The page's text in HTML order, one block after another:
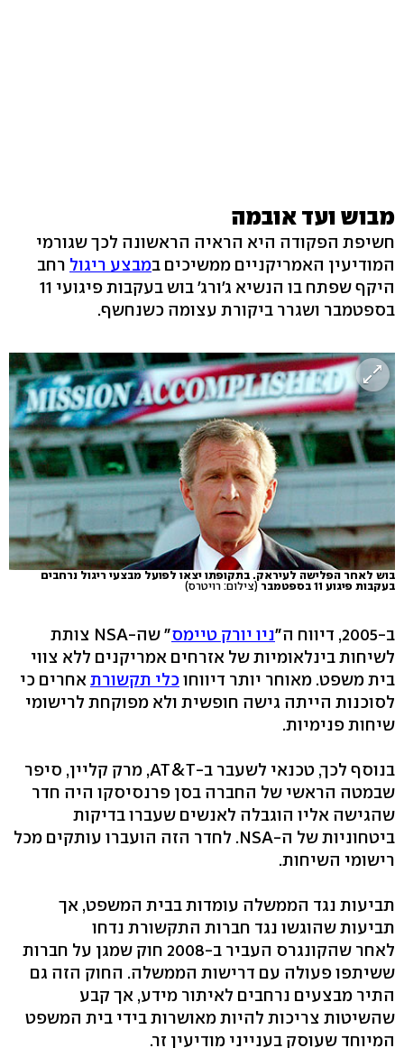
מבוש ועד אובמה
חשיפת הפקודה היא הראיה הראשונה לכך שגורמי
המודיעין האמריקניים ממשיכים במבצע ריגול רחב
היקף שפתח בו הנשיא ג'ורג' בוש בעקבות פיגועי 11
בספטמבר ושגרר ביקורת עצומה כשנחשף.
בוש לאחר הפלישה לעיראק. בתקופתו יצאו לפועל מבצעי ריגול נרחבים
בעקבות פיגוע 11 בספטמבר
(צילום: רויטרס)
ב-2005, דיווח ה" ניו יורק טיימס
" שה-NSA צותת
לשיחות בינלאומיות של אזרחים אמריקנים ללא צווי
בית משפט. מאוחר יותר דיווחוכלי תקשורתאחרים כי
לסוכנות הייתה גישה חופשית ולא מפוקחת לרישומי
שיחות פנימיות.
בנוסף לכך, טכנאי לשעבר ב-AT&T, מרק קליין, סיפר
שבמטה הראשי של החברה בסן פרנסיסקו היה חדר
שהגישה אליו הוגבלה לאנשים שעברו בדיקות
ביטחוניות של ה-NSA. לחדר הזה הועברו עותקים מכל
רישומי השיחות.
תביעות נגד הממשלה עומדות בבית המשפט, אך
תביעות שהוגשו נגד חברות התקשורת נדחו
לאחר שהקונגרס העביר ב-2008 חוק שמגן על חברות
ששיתפו פעולה עם דרישות הממשלה. החוק הזה גם
התיר מבצעים נרחבים לאיתור מידע, אך קבע
שהשיטות צריכות להיות מאושרות בידי בית המשפט
המיוחד שעוסק בענייני מודיעין זר.